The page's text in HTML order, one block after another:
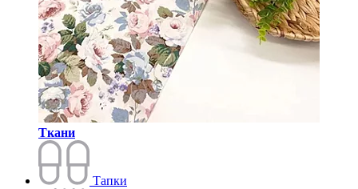
Ткани
Тапки